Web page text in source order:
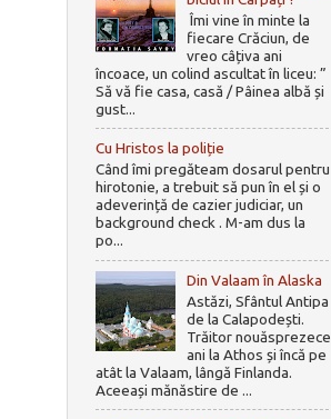
Îmi vine în minte la
fiecare Crăciun, de
vreo câțiva ani
încoace, un colind ascultat în liceu: ”
Să vă fie casa, casă / Pâinea albă și
gust...
Cu Hristos la poliție
Când îmi pregăteam dosarul pentru
hirotonie, a trebuit să pun în el și o
adeverință de cazier judiciar, un
background check . M-am dus la
po...
Din Valaam în Alaska
Astăzi, Sfântul Antipa
de la Calapodești.
Trăitor nouăsprezece
ani la Athos și încă pe
atât la Valaam, lângă Finlanda.
Aceeași mănăstire de ...